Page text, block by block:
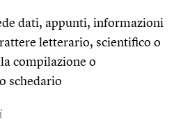
dati, appunti, informazioni
letterario, scientifico o
compilazione o
schedario